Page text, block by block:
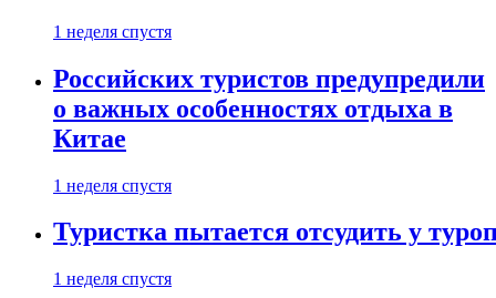
1 неделя спустя
Российских туристов предупредили
о важных особенностях отдыха в
Китае
1 неделя спустя
Туристка пытается отсудить у
1 неделя спустя